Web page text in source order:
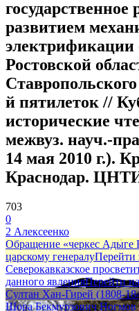
государственное
развитием
электрификации
Ростовской
й пятилеток //
исторические
межвуз. науч.-
14 мая 2010 г.).
Краснодар.
703
0
2 Алексеенко
Обращение «черкес Адыге
царскому генералуПерейти
Северокавказское
данного явленияПерейти
Султан Хан-Гирей (1808-
Шора Бекмурзович Ногмов